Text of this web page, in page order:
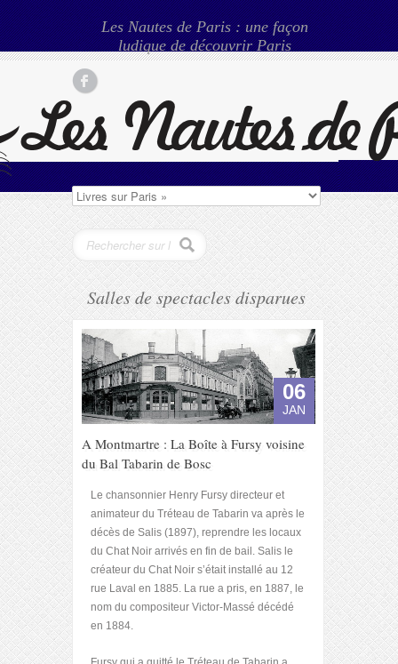
Les Nautes de Paris : une façon
ludique de découvrir Paris
Salles de spectacles disparues
06
JAN
A Montmartre : La Boîte à Fursy voisine
du Bal Tabarin de Bosc
Le chansonnier Henry Fursy directeur et
animateur du Tréteau de Tabarin va après le
décès de Salis (1897), reprendre les locaux
du Chat Noir arrivés en fin de bail. Salis le
créateur du Chat Noir s’était installé au 12
rue Laval en 1885. La rue a pris, en 1887, le
nom du compositeur Victor-Massé décédé
en 1884.